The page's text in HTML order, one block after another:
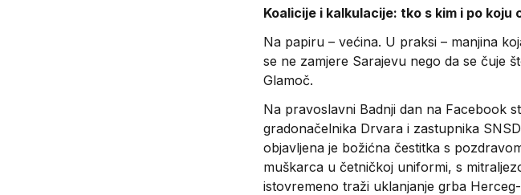
Koalicije i kalkulacije: tko s kim i po koju
Na papiru – većina. U praksi – manjina
se ne zamjere Sarajevu nego da se čuje
Glamoč.
Na pravoslavni Badnji dan na Facebook
gradonačelnika Drvara i zastupnika
objavljena je božićna čestitka s
muškarca u četničkoj uniformi, s
istovremeno traži uklanjanje grba